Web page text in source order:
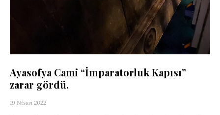
Ayasofya Cami “İmparatorluk Kapısı”
zarar gördü.
19 Nisan 2022